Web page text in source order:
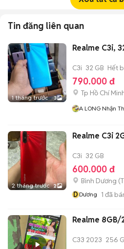
Tin đăng liên quan
1 tháng trước 3
Realme C3i,
C3i 32 GB Hết
790.000 đ
Tp Hồ Chí
A LONG Nhận Thanh
2 tháng trước 2
Realme C3i
C3i 32 GB
600.000 đ
Bình Dương (
DDương 1 đã
Realme 8GB/
C33 2023 256